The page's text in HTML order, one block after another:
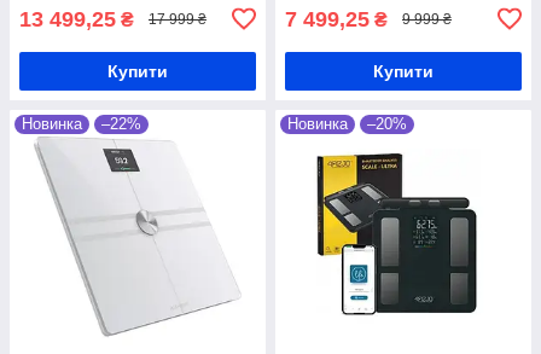
13 499,25 ₴ 17 999 ₴
Купити
7 499,25 ₴ 9 999 ₴
Купити
Новинка –22% Новинка –20%